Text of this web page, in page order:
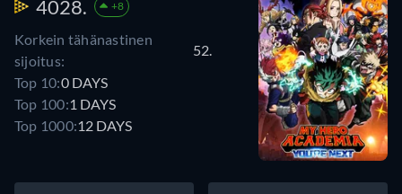
4028. +8
Korkein tähänastinen
sijoitus:
52.
Top 10:0 DAYS
Top 100:1 DAYS
Top 1000:12 DAYS